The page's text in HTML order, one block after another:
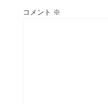
コメント ※